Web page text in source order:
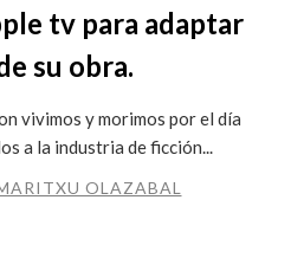
tv para adaptar
su obra.
vivimos y morimos por el día
a la industria de ficción...
OLAZABAL